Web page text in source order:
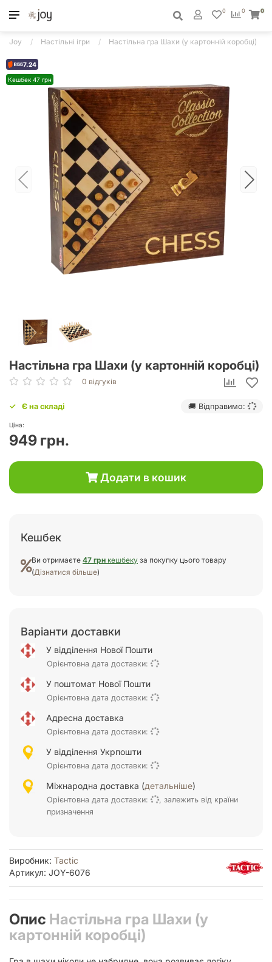
0
0 0
Joy Настільні ігри Настільна гра Шахи (у картонній коробці)
7.24
Кешбек 47 грн
Настільна гра Шахи (у картонній коробці)
0 відгуків
Є на складі 🚚 Відправимо:
Ціна:
949 грн.
Додати в кошик
Кешбек
Ви отримаєте 47 грн кешбеку за покупку цього товару
(Дізнатися більше)
Варіанти доставки
У відділення Нової Пошти
Орієнтовна дата доставки:
У поштомат Нової Пошти
Орієнтовна дата доставки:
Адресна доставка
Орієнтовна дата доставки:
У відділення Укрпошти
Орієнтовна дата доставки:
Міжнародна доставка (детальніше)
Орієнтовна дата доставки:
, залежить від країни
призначення
Виробник: Tactic
Артикул: JOY-6076
Опис Настільна гра Шахи (у
картонній коробці)